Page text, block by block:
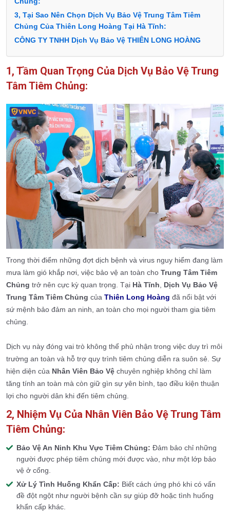
3, Tại Sao Nên Chọn Dịch Vụ Bảo Vệ Trung Tâm Tiêm
Chủng Của Thiên Long Hoàng Tại Hà Tĩnh:
CÔNG TY TNHH Dịch Vụ Bảo Vệ THIÊN LONG HOÀNG
1, Tầm Quan Trọng Của Dịch Vụ Bảo Vệ Trung
Tâm Tiêm Chủng:
Trong thời điểm những đợt dịch bệnh và virus nguy hiểm đang làm
mưa làm gió khắp nơi, việc bảo vệ an toàn cho Trung Tâm Tiêm
Chủng trở nên cực kỳ quan trọng. Tại Hà Tĩnh, Dịch Vụ Bảo Vệ
Trung Tâm Tiêm Chủng của Thiên Long Hoàng đã nổi bật với
sứ mệnh bảo đảm an ninh, an toàn cho mọi người tham gia tiêm
chủng.
Dịch vụ này đóng vai trò không thể phủ nhận trong việc duy trì môi
trường an toàn và hỗ trợ quy trình tiêm chủng diễn ra suôn sẻ. Sự
hiện diện của Nhân Viên Bảo Vệ chuyên nghiệp không chỉ làm
tăng tính an toàn mà còn giữ gìn sự yên bình, tạo điều kiện thuận
lợi cho người dân khi đến tiêm chủng.
2, Nhiệm Vụ Của Nhân Viên Bảo Vệ Trung Tâm
Tiêm Chủng:
Bảo Vệ An Ninh Khu Vực Tiêm Chủng: Đảm bảo chỉ những
người được phép tiêm chủng mới được vào, như một lớp bảo
vệ ở cổng.
Xử Lý Tình Huống Khẩn Cấp: Biết cách ứng phó khi có vấn
đề đột ngột như người bệnh cần sự giúp đỡ hoặc tình huống
khẩn cấp khác.